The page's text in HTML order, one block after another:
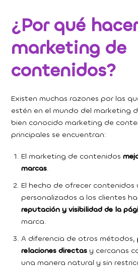
¿Por qué
marketing de
contenidos?
Existen muchas razones por las
estén en el mundo del marketing
bien conocido marketing de
principales se encuentran:
El marketing de contenidos
marcas.
El hecho de ofrecer contenidos
personalizados a los clientes
reputación y visibilidad de la
marca.
A diferencia de otros métodos,
relaciones directas y cercanas
una manera natural y sin